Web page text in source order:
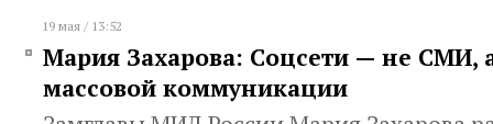
19 мая / 13:52
Мария Захарова: Соцсети — не СМИ,
массовой коммуникации